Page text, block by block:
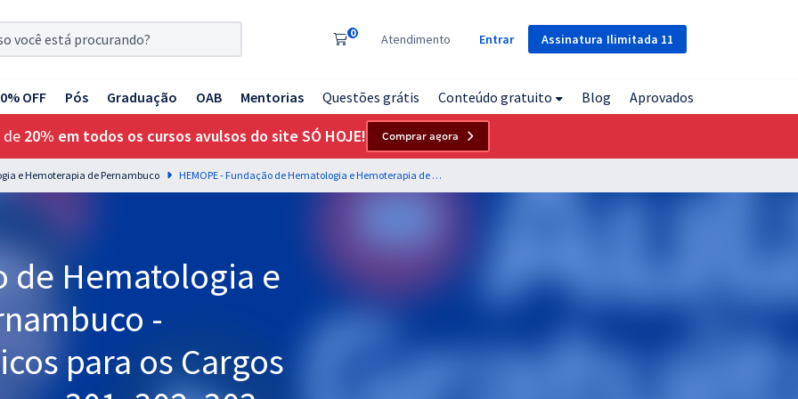
Assinatura Ilimitada 11
0 Atendimento Entrar
OFF Pós Graduação OAB Mentorias Questões grátis Conteúdo gratuito Blog Aprovados
de 20% em todos os cursos avulsos do site SÓ HOJE! Comprar agora
e Hemoterapia de Pernambuco HEMOPE - Fundação de Hematologia e Hemoterapia de Pernambuco - Conhecimentos Básicos para os Cargos de Nível Médio - Cargos 301, 302, 303, 304, 305, 306, 307, 308, 309, 310, 311, 312, 313, 314, 315, 316, 317, 318, 319 e 320 - Hemo - Assistente
de Hematologia e
-
para os Cargos